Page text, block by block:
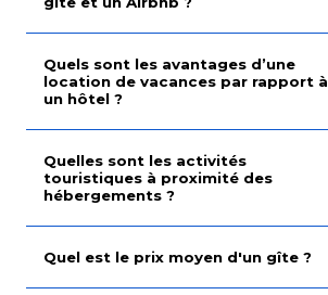
Quels sont les avantages d’une
location de vacances par rapport à
un hôtel ?
Quelles sont les activités
touristiques à proximité des
hébergements ?
Quel est le prix moyen d'un gîte ?